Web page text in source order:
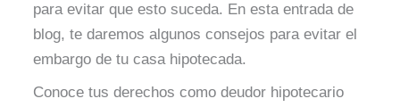
para evitar que esto suceda. En esta entrada de
blog, te daremos algunos consejos para evitar el
embargo de tu casa hipotecada.
Conoce tus derechos como deudor hipotecario